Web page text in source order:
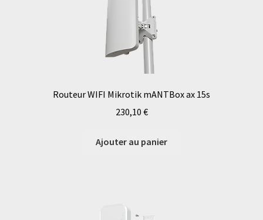
Routeur WIFI Mikrotik mANTBox ax 15s
230,10 €
Ajouter au panier